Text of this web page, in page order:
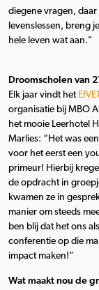
diegene vragen,
levenslessen, breng
hele leven wat aan."
Droomscholen van
Elk jaar vindt het
organisatie bij MBO
het mooie Leerhotel
Marlies: “Het was
voor het eerst een
primeur! Hierbij
de opdracht in
kwamen ze in
manier om steeds
ben blij dat het ons
conferentie op die
impact maken!”
Wat maakt nou de